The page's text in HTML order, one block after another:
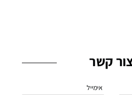
קשר
אימייל